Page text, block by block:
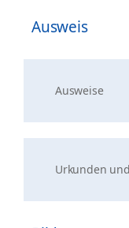
Ausweis
Ausweise
Urkunden